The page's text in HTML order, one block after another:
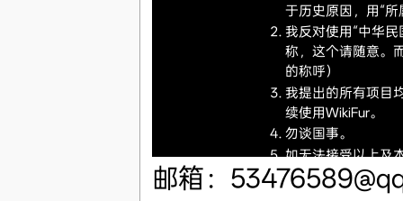
于历史原因，用“所
我反对使用“中华
称，这个请随意。
的称呼）
我提出的所有项目
续使用WikiFur。
勿谈国事。
如无法接受以上及
如无视以上及本条
邮箱：